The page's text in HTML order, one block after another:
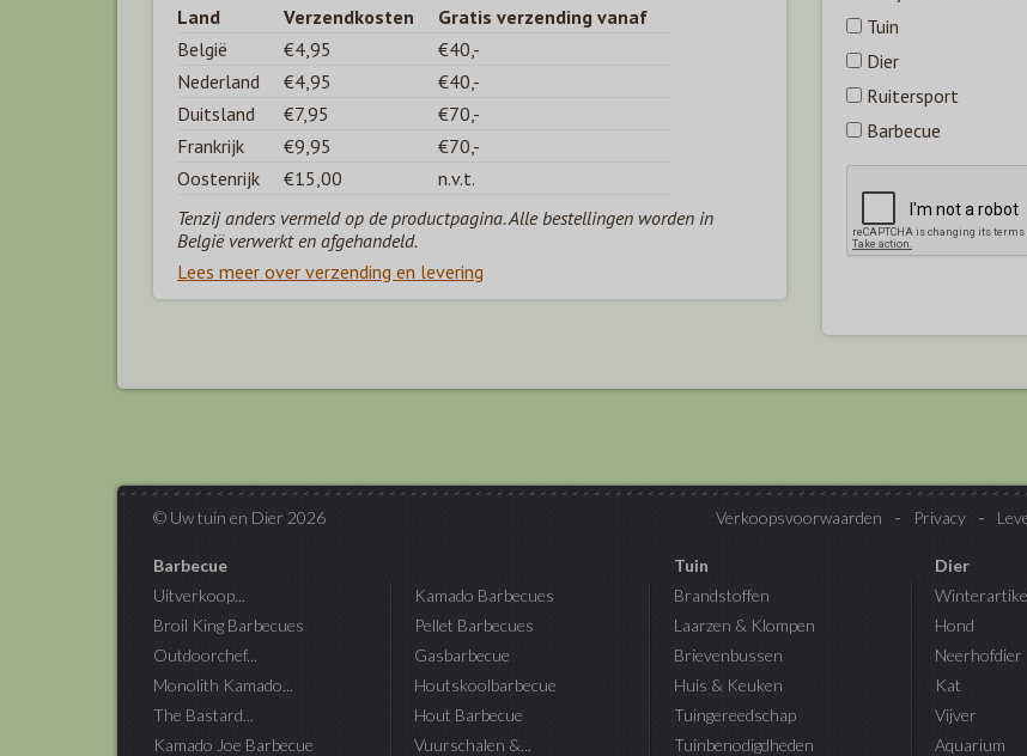
Tuin
Dier
Ruitersport
Barbecue
Land Verzendkosten
Gratis verzending vanaf
België
€4,95
€40,-
Nederland
€4,95
€40,-
Duitsland
€7,95
€70,-
Frankrijk
€9,95
€70,-
Oostenrijk
€15,00
n.v.t.
Tenzij anders vermeld op de productpagina. Alle bestellingen worden in
België verwerkt en afgehandeld.
Lees meer over verzending en levering
© Uw tuin en Dier 2026 Verkoopsvoorwaarden Privacy
Barbecue
Uitverkoop...
Broil King Barbecues
Outdoorchef...
Monolith Kamado...
The Bastard...
Kamado Joe Barbecue
Kamado Barbecues
Pellet Barbecues
Gasbarbecue
Houtskoolbarbecue
Hout Barbecue
Vuurschalen &...
Tuin
Brandstoffen
Laarzen & Klompen
Brievenbussen
Huis & Keuken
Tuingereedschap
Tuinbenodigdheden
Dier
Hond
Neerhofdier
Kat
Vijver
Aquarium